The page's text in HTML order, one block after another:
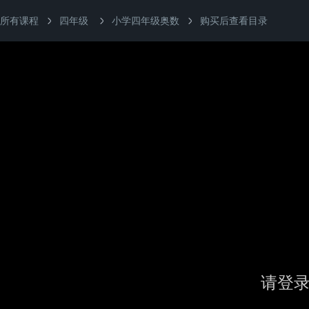
所有课程 四年级 小学四年级奥数 购买后查看目录
请登